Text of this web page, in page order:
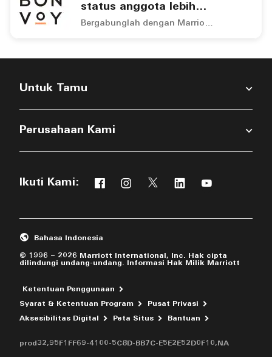
status anggota lebih
menyenangkan
Bergabunglah dengan Marriott Bonvoy™ dan dapatkan poin untuk menginap gratis.
Untuk Tamu
Perusahaan Kami
Ikuti Kami:
Facebook
Membuka jendela baru
Instagram
Membuka jendela baru
Twitter
Membuka jendela baru
Linkedin
Membuka jendela
© 1996 – 2026 Marriott International, Inc. Hak cipta
dilindungi undang-undang. Informasi Hak Milik Marriott
Bahasa Indonesia
Ketentuan Penggunaan
Syarat & Ketentuan Program
Pusat Privasi
Aksesibilitas Digital
Peta Situs Bantuan
prod32,95F1FF69-4100-5C8D-BB7C-E5E2E52D0F10,NA